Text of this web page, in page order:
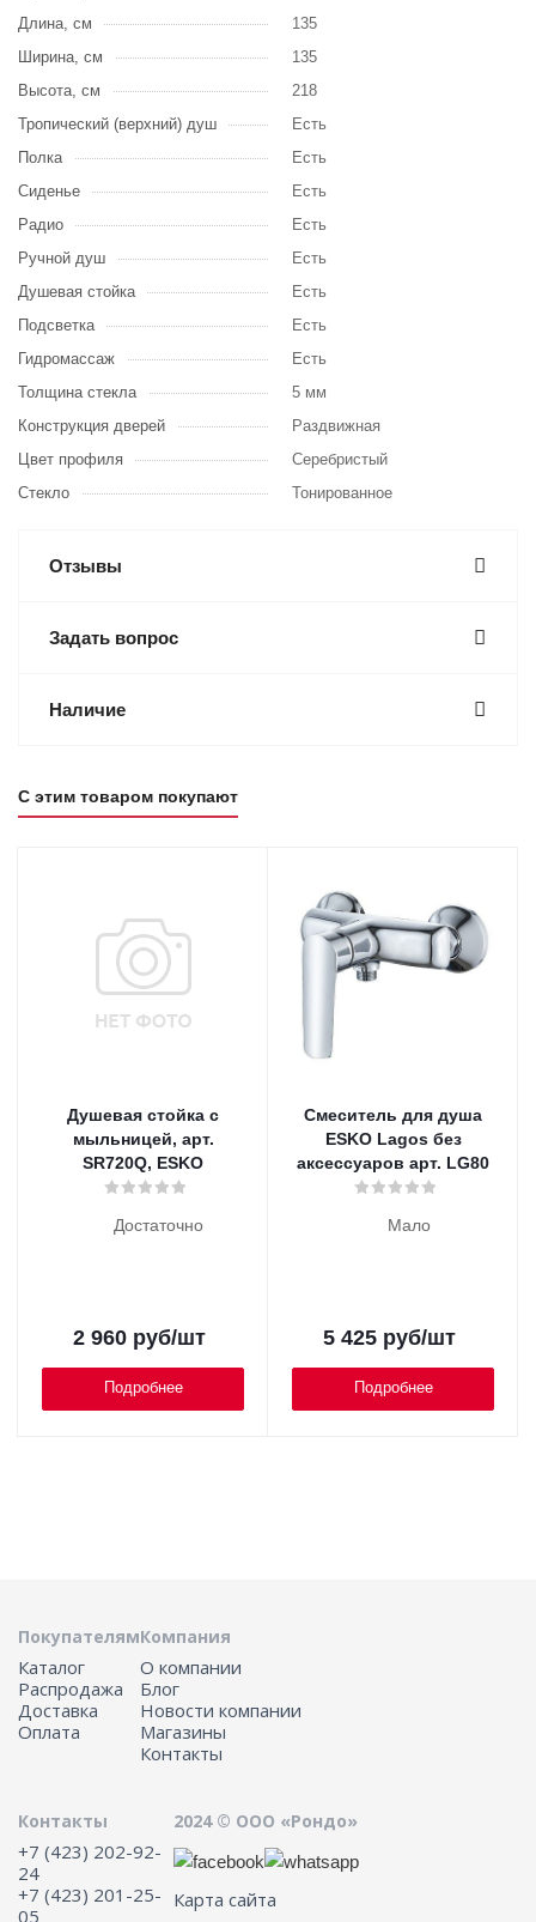
Длина, см
135
Ширина, см
135
Высота, см
218
Тропический (верхний) душ
Есть
Полка
Есть
Сиденье
Есть
Радио
Есть
Ручной душ
Есть
Душевая стойка
Есть
Подсветка
Есть
Гидромассаж
Есть
Толщина стекла
5 мм
Конструкция дверей
Раздвижная
Цвет профиля
Серебристый
Стекло
Тонированное
Отзывы
Задать вопрос
Наличие
С этим товаром покупают
Душевая стойка с
мыльницей, арт.
SR720Q, ESKO
Достаточно
2 960руб/шт
Подробнее
Смеситель для душа
ESKO Lagos без
аксессуаров арт. LG80
Мало
5 425руб/шт
Подробнее
Покупателям
Каталог
Распродажа
Доставка
Оплата
Компания
О компании
Блог
Новости компании
Магазины
Контакты
Контакты
+7 (423) 202-92-
24
+7 (423) 201-25-
05
2024 © ООО «Рондо»
Карта сайта